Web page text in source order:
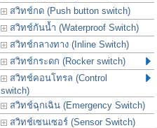
สวิทช์กด (Push button switch)
สวิทช์กันน้ำ (Waterproof Switch)
สวิทช์กลางทาง (Inline Switch)
สวิทช์กระดก (Rocker switch)
สวิทช์คอนโทรล (Control
switch)
สวิทช์ฉุกเฉิน (Emergency Switch)
สวิทช์เซนเซอร์ (Sensor Switch)